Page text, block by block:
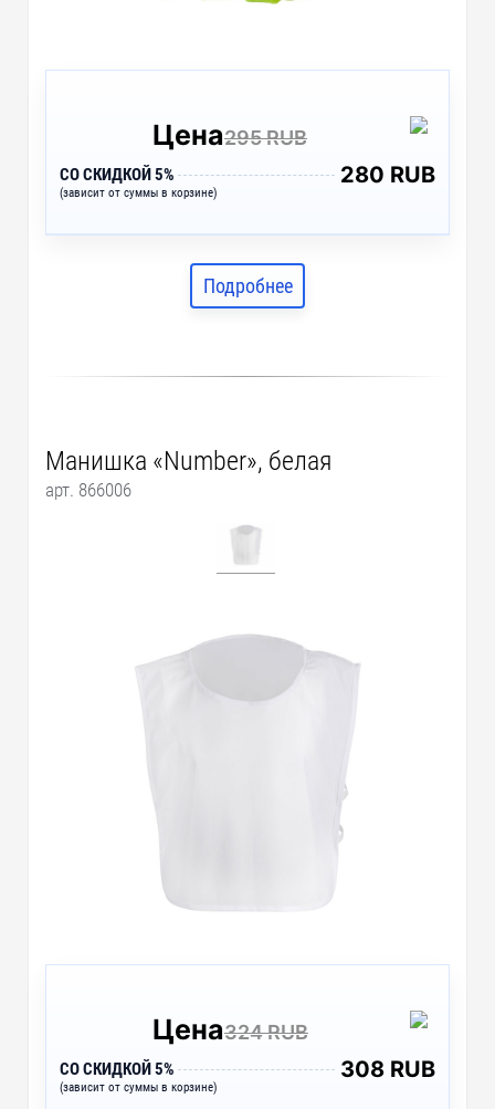
Цена295 RUB
СО СКИДКОЙ 5%
(зависит от суммы в корзине)
280 RUB
Подробнее
Манишка «Number», белая
арт. 866006
Цена324 RUB
СО СКИДКОЙ 5%
(зависит от суммы в корзине)
308 RUB